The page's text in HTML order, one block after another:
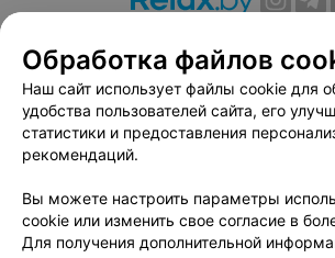
Вакансии
Публичный договор
Публичный договор по
«Афиша»
Пользовательское
Связаться по вопросам
Написать руководителю
Обработка файлов
Наш сайт использует файлы cookie для
удобства пользователей сайта, его
статистики и предоставления
рекомендаций.
Вы можете настроить параметры
cookie или изменить свое согласие в
Для получения дополнительной